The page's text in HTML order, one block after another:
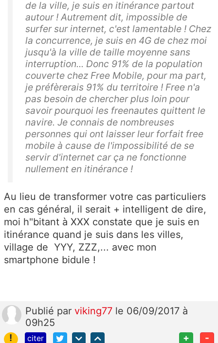
de la ville, je suis en itinérance partout
autour ! Autrement dit, impossible de
surfer sur internet, c'est lamentable ! Chez
la concurrence, je suis en 4G de chez moi
jusqu'à la ville de taille moyenne sans
interruption... Donc 91% de la population
couverte chez Free Mobile, pour ma part,
je préfèrerais 91% du territoire ! Free n'a
pas besoin de chercher plus loin pour
savoir pourquoi les freenautes quittent le
navire. Je connais de nombreuses
personnes qui ont laisser leur forfait free
mobile à cause de l'impossibilité de se
servir d'internet car ça ne fonctionne
nullement en itinérance !
Au lieu de transformer votre cas particuliers
en cas général, il serait + intelligent de dire,
moi h"bitant à XXX constate que je suis en
itinérance quand je suis dans les villes,
village de YYY, ZZZ,... avec mon
smartphone bidule !
Publié par viking77 le 06/09/2017 à
09h25
!
citer + -